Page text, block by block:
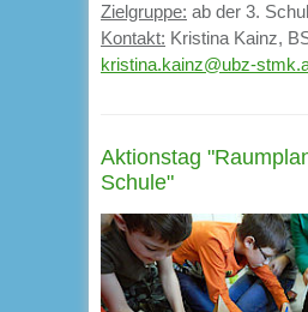
Zielgruppe: ab der 3.
Kontakt: Kristina Kainz,
kristina.kainz@ubz-
Aktionstag
Schule"